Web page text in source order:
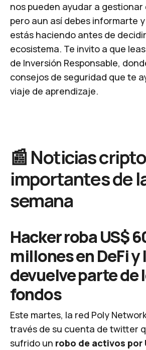
nos pueden ayudar a
pero aun así debes informarte
estás haciendo antes de
ecosistema. Te invito a que
de Inversión Responsable,
consejos de seguridad que te
viaje de aprendizaje.​
📰 Noticias
importantes de
semana
Hacker roba US$
millones en DeFi y
devuelve parte de
fondos
Este martes, la red Poly
través de su cuenta de twitter
sufrido un robo de activos por